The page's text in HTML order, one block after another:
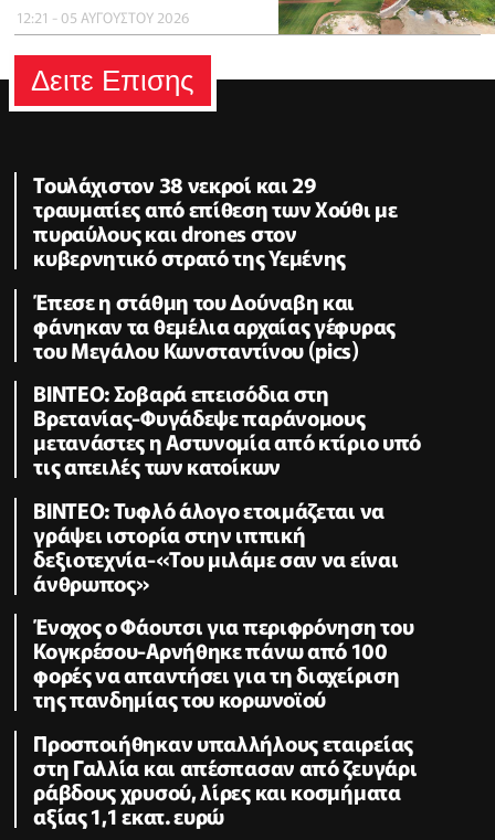
12:21 - 05 ΑΥΓΟΥΣΤΟΥ 2026
Δειτε Επισης
Τουλάχιστον 38 νεκροί και 29
τραυματίες από επίθεση των Χούθι με
πυραύλους και drones στον
κυβερνητικό στρατό της Υεμένης
Έπεσε η στάθμη του Δούναβη και
φάνηκαν τα θεμέλια αρχαίας γέφυρας
του Μεγάλου Κωνσταντίνου (pics)
ΒΙΝΤΕΟ: Σοβαρά επεισόδια στη
Βρετανίας-Φυγάδεψε παράνομους
μετανάστες η Αστυνομία από κτίριο υπό
τις απειλές των κατοίκων
ΒΙΝΤΕΟ: Τυφλό άλογο ετοιμάζεται να
γράψει ιστορία στην ιππική
δεξιοτεχνία-«Του μιλάμε σαν να είναι
άνθρωπος»
Ένοχος ο Φάουτσι για περιφρόνηση του
Κογκρέσου-Αρνήθηκε πάνω από 100
φορές να απαντήσει για τη διαχείριση
της πανδημίας του κορωνοϊού
Προσποιήθηκαν υπαλλήλους εταιρείας
στη Γαλλία και απέσπασαν από ζευγάρι
ράβδους χρυσού, λίρες και κοσμήματα
αξίας 1,1 εκατ. ευρώ